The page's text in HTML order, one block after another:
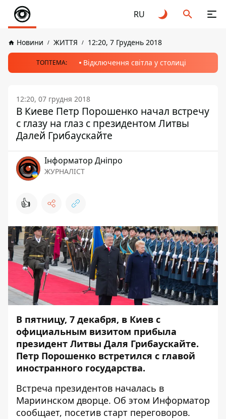
RU
Новини ЖИТТЯ 12:20, 7 Грудень 2018
ТОПТЕМА: Відключення світла у столиці
12:20, 07 грудня 2018
В Киеве Петр Порошенко начал встречу
с глазу на глаз с президентом Литвы
Далей Грибаускайте
Інформатор Дніпро
ЖУРНАЛІСТ
👍
В пятницу, 7 декабря, в Киев с
официальным визитом прибыла
президент Литвы Даля Грибаускайте.
Петр Порошенко встретился с главой
иностранного государства.
Встреча президентов началась в
Мариинском дворце. Об этом Информатор
сообщает, посетив старт переговоров.